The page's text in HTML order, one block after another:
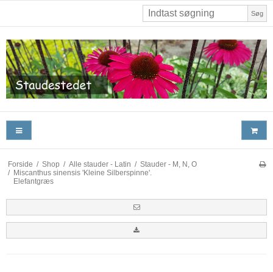
Søg
Forside / Shop / Alle stauder - Latin / Stauder - M, N, O
/ Miscanthus sinensis 'Kleine Silberspinne'.
Elefantgræs